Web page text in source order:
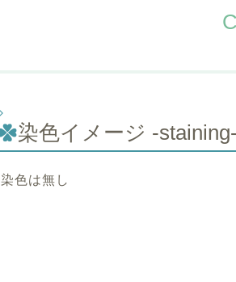
染色イメージ -
染色は無し